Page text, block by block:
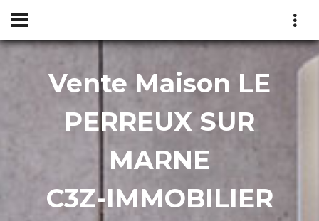
Vente Maison LE
PERREUX SUR
MARNE
C3Z-IMMOBILIER